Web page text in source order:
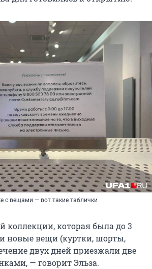
с вещами — вот такие таблички
коллекции, которая была до 3
новые вещи (куртки, шорты,
двух дней приезжали две
— говорит Эльза.